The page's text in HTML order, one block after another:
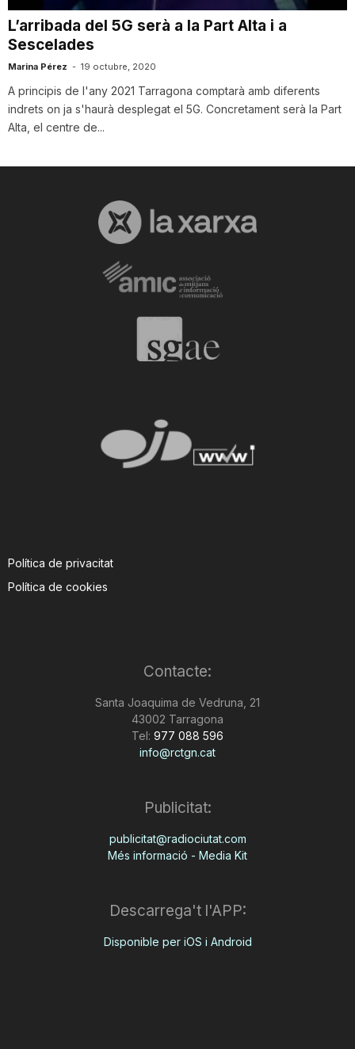
L’arribada del 5G serà a la Part Alta i a
Sescelades
Marina Pérez - 19 octubre, 2020
A principis de l'any 2021 Tarragona comptarà amb diferents
indrets on ja s'haurà desplegat el 5G. Concretament serà la Part
Alta, el centre de...
Política de privacitat
Política de cookies
Contacte:
Santa Joaquima de Vedruna, 21
43002 Tarragona
Tel: 977 088 596
info@rctgn.cat
Publicitat:
publicitat@radiociutat.com
Més informació - Media Kit
Descarrega't l'APP:
Disponible per iOS i Android